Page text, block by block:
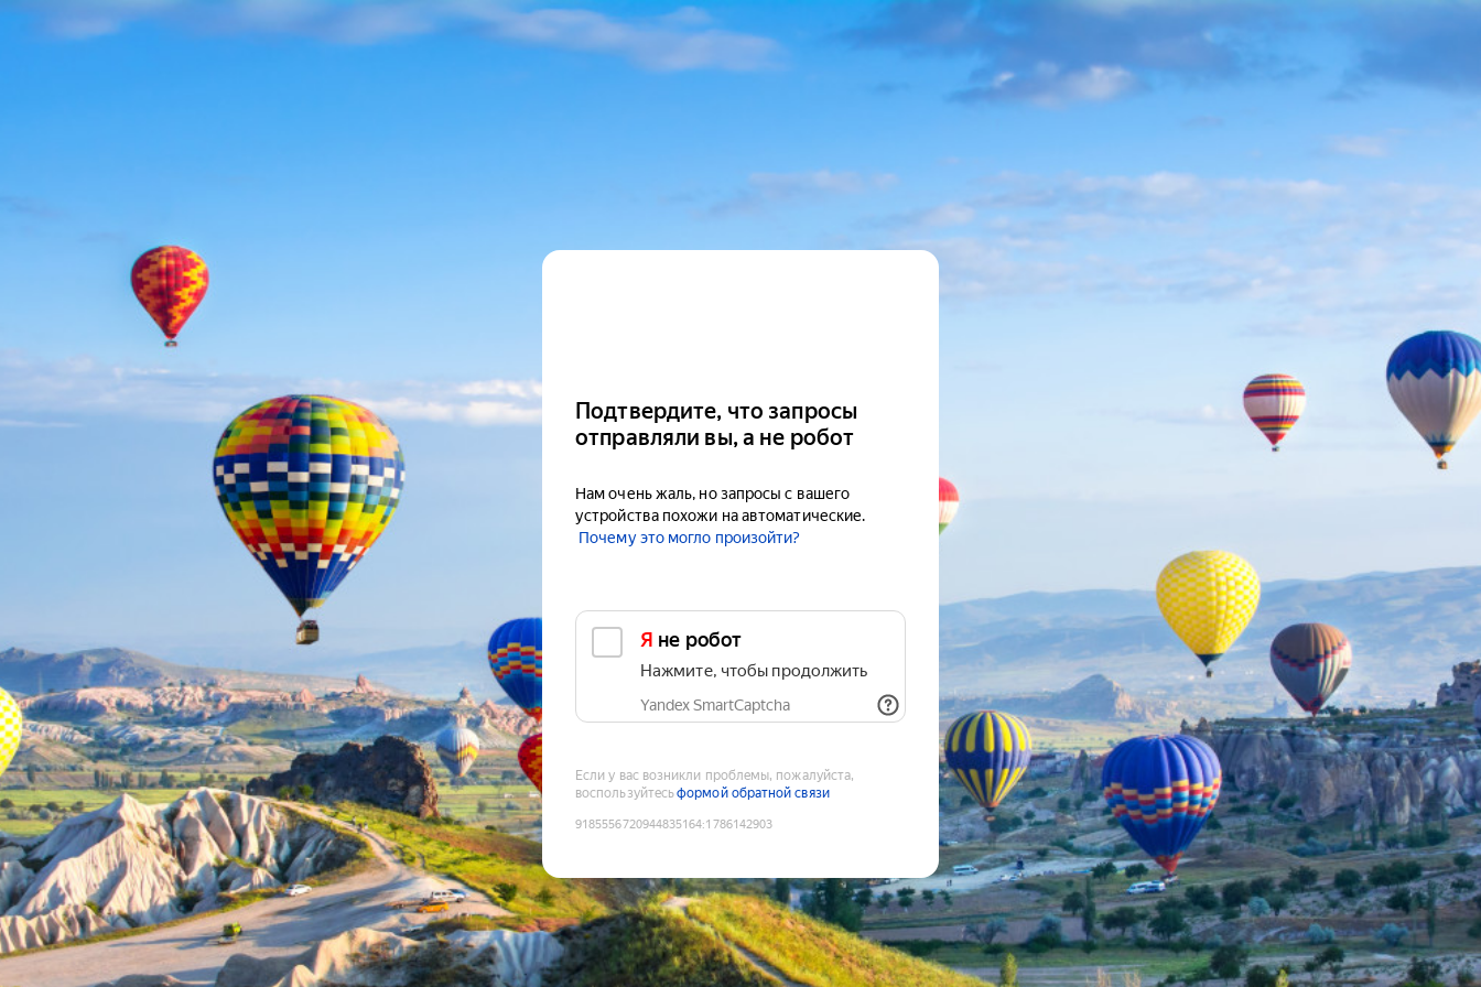
Подтвердите, что запросы
отправляли вы, а не робот
Нам очень жаль, но запросы с вашего
устройства похожи на автоматические.
Почему это могло произойти?
Я не робот
Нажмите, чтобы продолжить
Yandex SmartCaptcha
Если у вас возникли проблемы, пожалуйста,
воспользуйтесьформой обратной связи
9185556720944835164:1786142903